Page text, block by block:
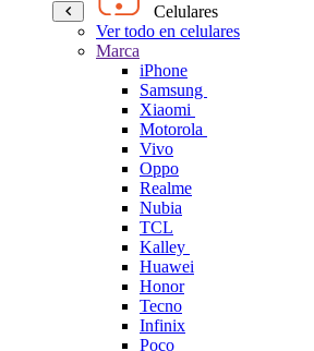
Celulares
Ver todo en celulares
Marca
iPhone
Samsung
Xiaomi
Motorola
Vivo
Oppo
Realme
Nubia
TCL
Kalley
Huawei
Honor
Tecno
Infinix
Poco